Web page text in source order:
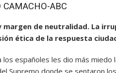
CAMACHO-ABC
margen de neutralidad. La
ética de la respuesta
los españoles les dio más miedo
Supremo donde se sentaron